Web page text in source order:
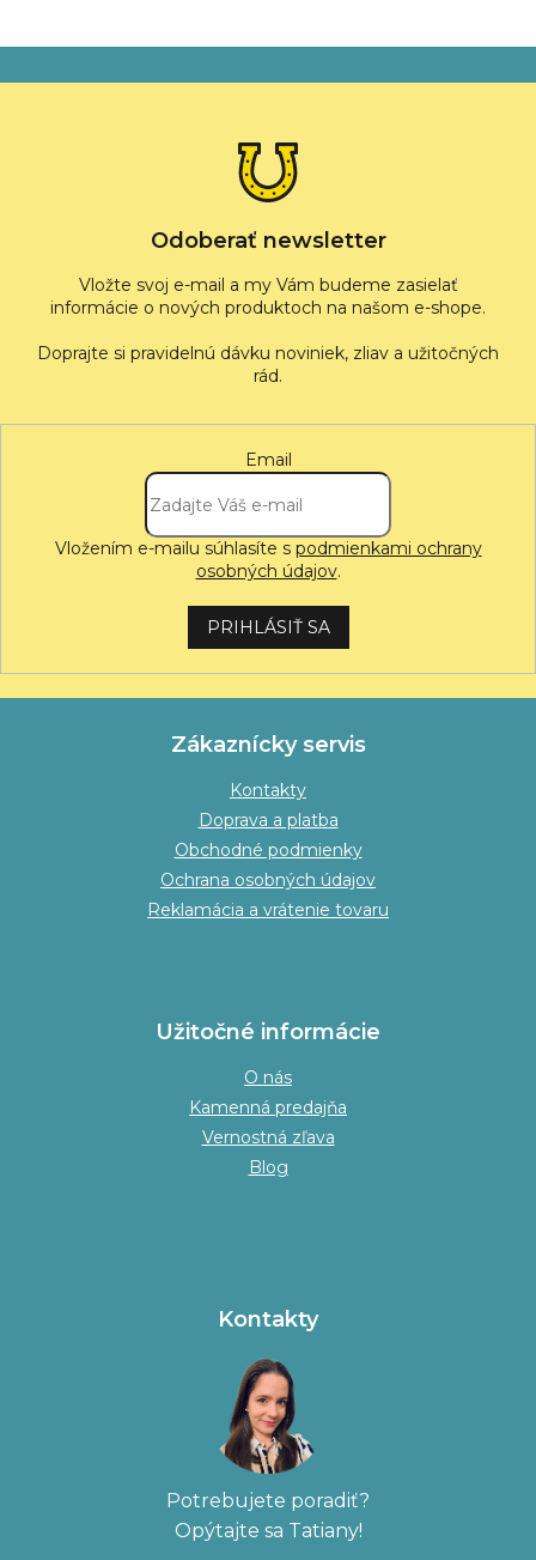
á
Odoberať newsletter
Vložte svoj e-mail a my Vám budeme zasielať
informácie o nových produktoch na našom e-shope.
Email
Vložením e-mailu súhlasíte s podmienkami ochrany
osobných údajov.
PRIHLÁSIŤ SA
Zákaznícky servis
Kontakty
Doprava a platba
Obchodné podmienky
Ochrana osobných údajov
Reklamácia a vrátenie tovaru
Užitočné informácie
O nás
Kamenná predajňa
Vernostná zľava
Blog
Kontakty
Potrebujete poradiť?
Opýtajte sa Tatiany!